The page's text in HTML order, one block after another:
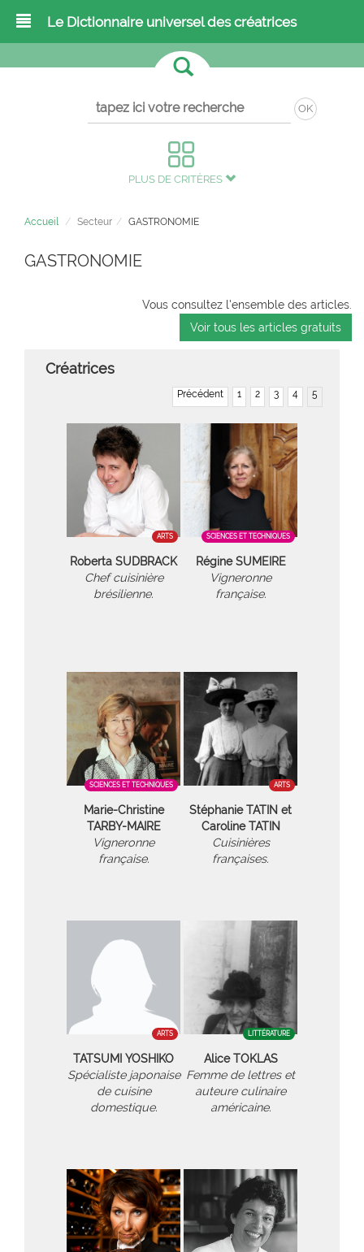
Le Dictionnaire universel des créatrices
OK
PLUS DE CRITÈRES
Accueil Secteur GASTRONOMIE
GASTRONOMIE
Vous consultez l'ensemble des articles.
Voir tous les articles gratuits
Créatrices
Précédent 1 2 3 4 5
ARTS
Roberta SUDBRACK
Chef cuisinière
brésilienne.
SCIENCES ET TECHNIQUES
Régine SUMEIRE
Vigneronne
française.
SCIENCES ET TECHNIQUES
Marie-Christine
TARBY-MAIRE
Vigneronne
française.
ARTS
Stéphanie TATIN et
Caroline TATIN
Cuisinières
françaises.
ARTS
TATSUMI YOSHIKO
Spécialiste japonaise
de cuisine
domestique.
LITTÉRATURE
Alice TOKLAS
Femme de lettres et
auteure culinaire
américaine.